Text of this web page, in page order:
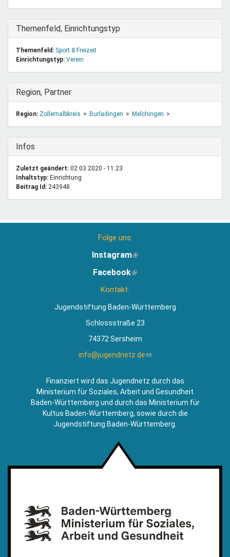
Ausblenden
Themenfeld, Einrichtungstyp
Themenfeld: Sport & Freizeit
Einrichtungstyp: Verein
Ausblenden
Region, Partner
Region: Zollernalbkreis Burladingen Melchingen
Ausblenden
Infos
Zuletzt geändert: 02.03.2020 - 11:23
Inhaltstyp:
einrichtung
Beitrag Id: 243948
Folge uns:
Instagram(Link
extern)
Facebook(Link
Kontakt:
Jugendstiftung Baden-Württemberg
Schlossstraße 23
74372 Sersheim
info@jugendnetz.de(Link
Mail)
Finanziert wird das Jugendnetz durch das
Ministerium für Soziales, Arbeit und Gesundheit
Baden-Württemberg und durch das Ministerium für
Kultus Baden-Württemberg, sowie durch die
Jugendstiftung Baden-Württemberg.